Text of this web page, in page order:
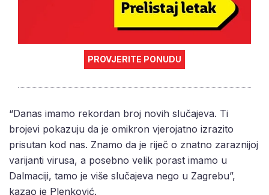
PROVJERITE PONUDU
“Danas imamo rekordan broj novih slučajeva. Ti
brojevi pokazuju da je omikron vjerojatno izrazito
prisutan kod nas. Znamo da je riječ o znatno zaraznijoj
varijanti virusa, a posebno velik porast imamo u
Dalmaciji, tamo je više slučajeva nego u Zagrebu”,
kazao je Plenković.